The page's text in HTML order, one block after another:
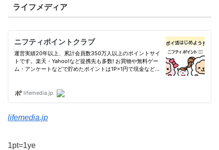
ライフメディア
lifemedia.jp
1pt=1ye